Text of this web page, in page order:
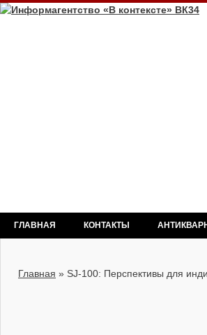
ГЛАВНАЯ КОНТАКТЫ
Главная » SJ-100: Перспективы для